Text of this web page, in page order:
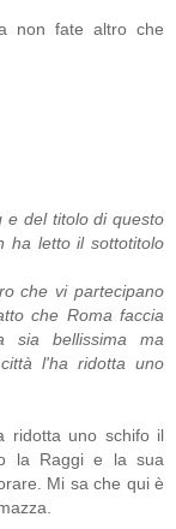
non fate altro che
e del titolo di questo
ha letto il sottotitolo
che vi partecipano
che Roma faccia
sia bellissima ma
l'ha ridotta uno
ridotta uno schifo il
la Raggi e la sua
Mi sa che qui è